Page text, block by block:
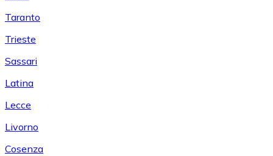
Taranto
Trieste
Sassari
Latina
Lecce
Livorno
Cosenza